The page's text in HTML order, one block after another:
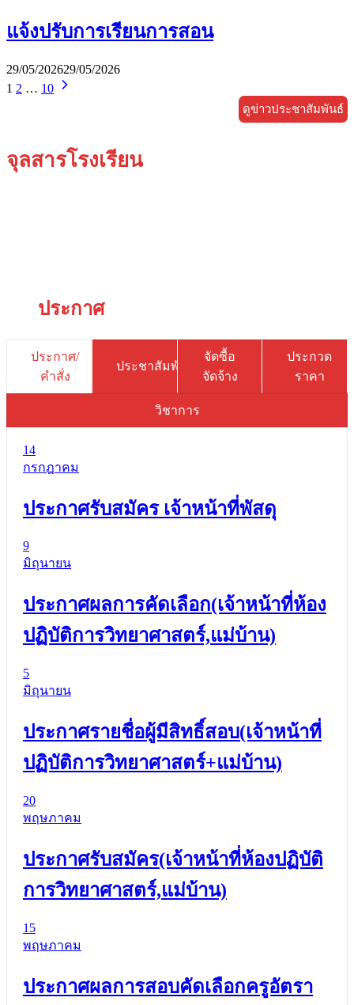
แจ้งปรับการเรียนการสอน
29/05/202629/05/2026
1 2 … 10
ดูข่าวประชาสัมพันธ์
จุลสารโรงเรียน
ประกาศ
ประกาศ/
คำสั่ง
ประชาสัมพันธ์
จัดซื้อ
จัดจ้าง
ประกวด
ราคา
วิชาการ
14
กรกฎาคม
ประกาศรับสมัคร เจ้าหน้าที่พัสดุ
9
มิถุนายน
ประกาศผลการคัดเลือก(เจ้าหน้าที่ห้อง
ปฏิบัติการวิทยาศาสตร์,แม่บ้าน)
5
มิถุนายน
ประกาศรายชื่อผู้มีสิทธิ์สอบ(เจ้าหน้าที่
ปฏิบัติการวิทยาศาสตร์+แม่บ้าน)
20
พฤษภาคม
ประกาศรับสมัคร(เจ้าหน้าที่ห้องปฏิบัติ
การวิทยาศาสตร์,แม่บ้าน)
15
พฤษภาคม
ประกาศผลการสอบคัดเลือกครูอัตรา